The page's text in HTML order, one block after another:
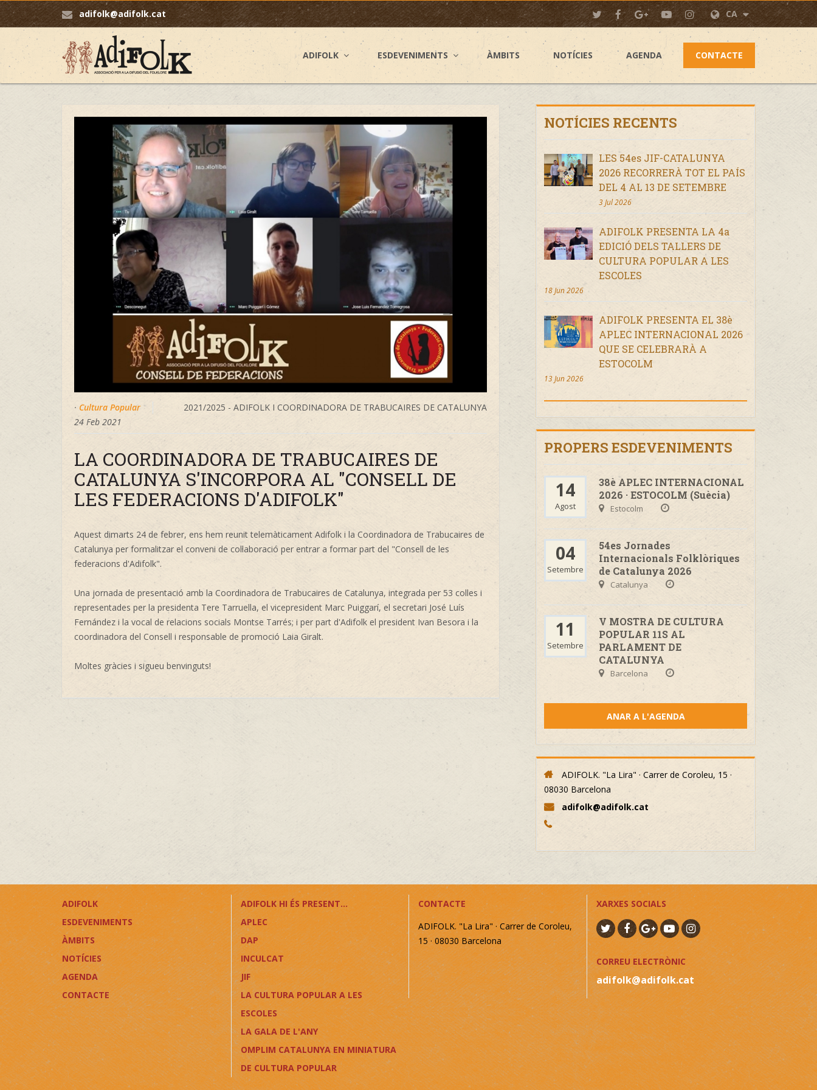
adifolk@adifolk.cat CA
ADIFOLK ESDEVENIMENTS ÀMBITS NOTÍCIES AGENDA CONTACTE
2021/2025 - ADIFOLK I COORDINADORA DE TRABUCAIRES DE CATALUNYA
· Cultura Popular
24 Feb 2021
LA COORDINADORA DE TRABUCAIRES DE
CATALUNYA S'INCORPORA AL "CONSELL DE
LES FEDERACIONS D'ADIFOLK"
Aquest dimarts 24 de febrer, ens hem reunit telemàticament Adifolk i la Coordinadora de Trabucaires de
Catalunya per formalitzar el conveni de col·laboració per entrar a formar part del "Consell de les
federacions d'Adifolk".
Una jornada de presentació amb la Coordinadora de Trabucaires de Catalunya, integrada per 53 colles i
representades per la presidenta Tere Tarruella, el vicepresident Marc Puiggarí, el secretari José Luís
Fernández i la vocal de relacions socials Montse Tarrés; i per part d'Adifolk el president Ivan Besora i la
coordinadora del Consell i responsable de promoció Laia Giralt.
Moltes gràcies i sigueu benvinguts!
NOTÍCIES RECENTS
LES 54es JIF-CATALUNYA
2026 RECORRERÀ TOT EL PAÍS
DEL 4 AL 13 DE SETEMBRE
3 Jul 2026
ADIFOLK PRESENTA LA 4a
EDICIÓ DELS TALLERS DE
CULTURA POPULAR A LES
ESCOLES
18 Jun 2026
ADIFOLK PRESENTA EL 38è
APLEC INTERNACIONAL 2026
QUE SE CELEBRARÀ A
ESTOCOLM
13 Jun 2026
PROPERS ESDEVENIMENTS
14
Agost
38è APLEC INTERNACIONAL
2026 · ESTOCOLM (Suècia)
Estocolm
04
Setembre
54es Jornades
Internacionals Folklòriques
de Catalunya 2026
Catalunya
11
Setembre
V MOSTRA DE CULTURA
POPULAR 11S AL
PARLAMENT DE
CATALUNYA
Barcelona
ANAR A L'AGENDA
ADIFOLK. "La Lira" · Carrer de Coroleu, 15 ·
08030 Barcelona
adifolk@adifolk.cat
ADIFOLK
ESDEVENIMENTS
ÀMBITS
NOTÍCIES
AGENDA
CONTACTE
ADIFOLK HI ÉS PRESENT...
APLEC
DAP
INCULCAT
JIF
LA CULTURA POPULAR A LES
ESCOLES
LA GALA DE L'ANY
OMPLIM CATALUNYA EN MINIATURA
DE CULTURA POPULAR
CONTACTE
ADIFOLK. "La Lira" · Carrer de Coroleu,
15 · 08030 Barcelona
XARXES SOCIALS
CORREU ELECTRÒNIC
adifolk@adifolk.cat